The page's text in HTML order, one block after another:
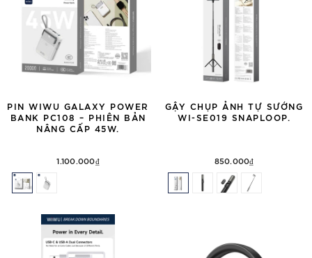
PIN WIWU GALAXY POWER
BANK PC108 – PHIÊN BẢN
NÂNG CẤP 45W.
1.100.000₫
GẬY CHỤP ẢNH TỰ SƯỚNG
WI-SE019 SNAPLOOP.
850.000₫